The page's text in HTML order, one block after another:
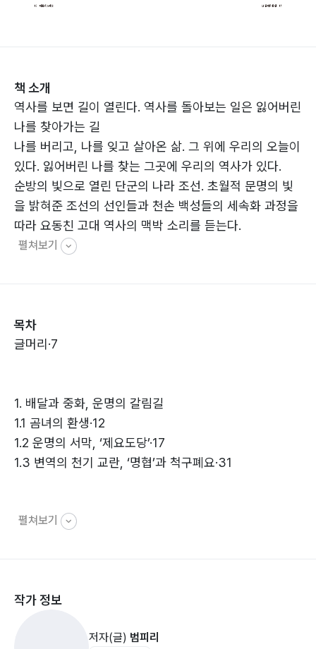
책 소개
역사를 보면 길이 열린다. 역사를 돌아보는 일은 잃어버린
나를 찾아가는 길
나를 버리고, 나를 잊고 살아온 삶. 그 위에 우리의 오늘이
있다. 잃어버린 나를 찾는 그곳에 우리의 역사가 있다.
순방의 빛으로 열린 단군의 나라 조선. 초월적 문명의 빛
을 밝혀준 조선의 선인들과 천손 백성들의 세속화 과정을
따라 요동친 고대 역사의 맥박 소리를 듣는다.
펼쳐보기
목차
글머리·7
1. 배달과 중화, 운명의 갈림길
1.1 곰녀의 환생·12
1.2 운명의 서막, ‘제요도당’·17
1.3 변역의 천기 교란, ‘명협’과 척구폐요·31
2. 빛 밝은 나라, 조선
2.4 순의 업보 ‘소상반죽’·92
펼쳐보기
작가 정보
저자(글) 범피리